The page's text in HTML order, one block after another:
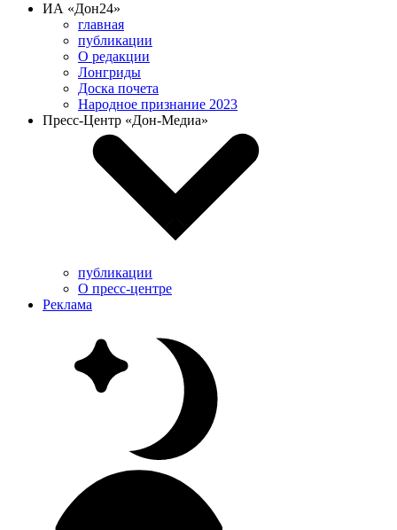
ИА «Дон24»
главная
публикации
О редакции
Лонгриды
Доска почета
Народное признание 2023
Пресс-Центр «Дон-Медиа»
публикации
О пресс-центре
Реклама